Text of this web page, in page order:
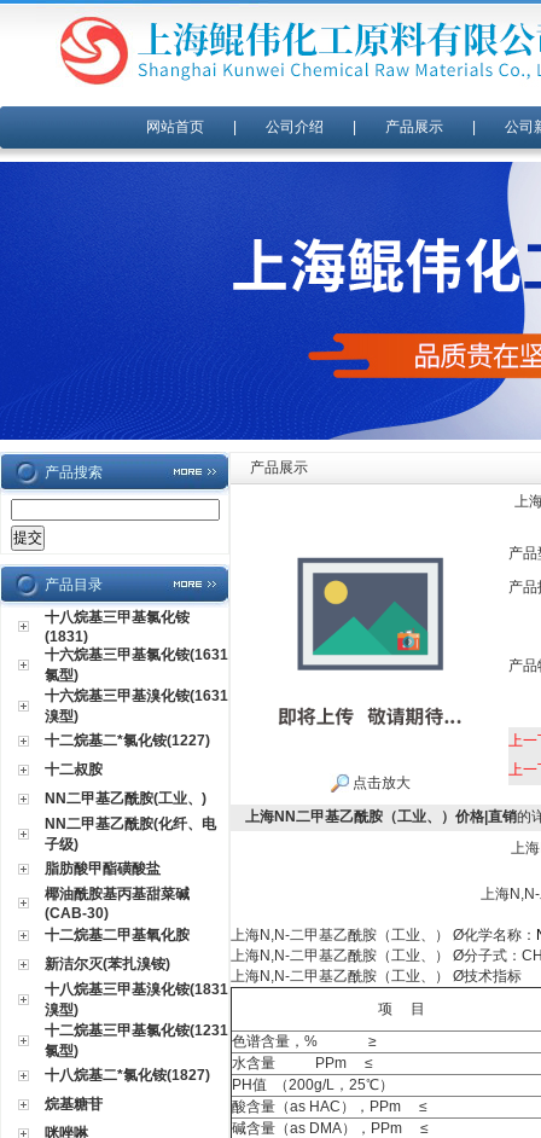
网站首页| 公司介绍 产品展示| 公司
产品搜索
产品目录
十八烷基三甲基氯化铵
(1831)
十六烷基三甲基氯化铵(1631
氯型)
十六烷基三甲基溴化铵(1631
溴型)
十二烷基二*氯化铵(1227)
十二叔胺
NN二甲基乙酰胺(工业、)
NN二甲基乙酰胺(化纤、电
子级)
脂肪酸甲酯磺酸盐
椰油酰胺基丙基甜菜碱
(CAB-30)
十二烷基二甲基氧化胺
新洁尔灭(苯扎溴铵)
十八烷基三甲基溴化铵(1831
溴型)
十二烷基三甲基氯化铵(1231
氯型)
十八烷基二*氯化铵(1827)
烷基糖苷
咪唑啉
产品展示
上
点击放大
产品
产品
产品
上一
上一
上海NN二甲基乙酰胺（工业、）价格|直销的
上
上海
上海N,N-二甲基乙酰胺（工业、） Ø化学名称：
上海N,N-二甲基乙酰胺（工业、） Ø分子式：
上海N,N-二甲基乙酰胺（工业、） Ø技术指标
项 目
色谱含量，% ≥
水含量 PPm ≤
PH值 （200g/L，25℃）
酸含量（as HAC），PPm ≤
碱含量（as DMA），PPm ≤